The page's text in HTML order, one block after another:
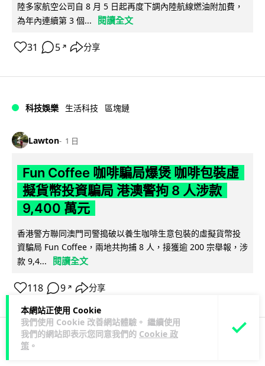
本網站正使用 Cookie
我們使用 Cookie 改善網站體驗。 繼續使用
我們的網站即表示您同意我們的 Cookie 政
策 。
陸多家航空公司自 8 月 5 日起再度下調內陸航線燃油附加費，
為年內連續第 3 個...
閱讀全文
31 5 ↗ 分享
科技娛樂 生活科技 區塊鏈
Lawton 1 日
Fun Coffee 咖啡騙局爆煲 咖啡包裝虛
擬貨幣投資騙局 港澳警拘 8 人涉款
9,400 萬元
香港警方聯同澳門司警搗破以養生咖啡生意包裝的虛擬貨幣投
資騙局 Fun Coffee，兩地共拘捕 8 人，接獲逾 200 宗舉報，涉
款 9,4...
閱讀全文
118 9 ↗ 分享
科技娛樂